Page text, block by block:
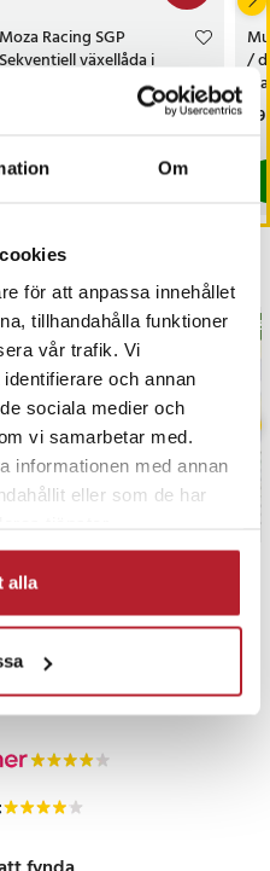
Om
för att anpassa innehållet
tillhandahålla funktioner
vår trafik. Vi
och annan
sociala medier och
vi samarbetar med.
informationen med annan
eller som de har
alla
feedback snabbt och
parkeringsbroms, dash,
Moza Racing SGP
Sekventiell växellåda i
metall med justerbart
motstånd och RGB-knappar
/